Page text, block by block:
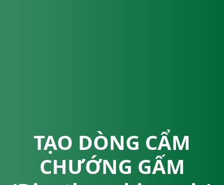
TẠO DÒNG CẨM
CHƯỚNG GẤM